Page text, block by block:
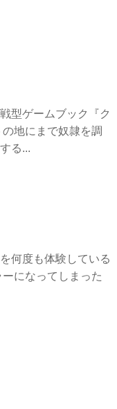
型ゲームブック『ク
地にまで奴隷を調
る...
何度も体験している
になってしまった